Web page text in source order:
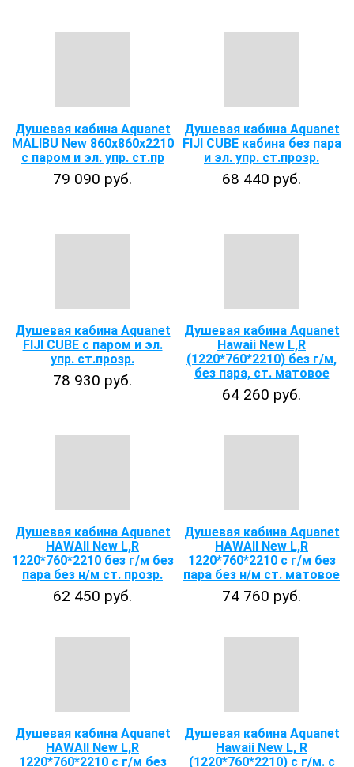
Душевая кабина Aquanet
MALIBU New 860x860x2210
с паром и эл. упр. ст.пр
79 090 руб.
Душевая кабина Aquanet
FIJI CUBE кабина без пара
и эл. упр. ст.прозр.
68 440 руб.
Душевая кабина Aquanet
FIJI CUBE c паром и эл.
упр. ст.прозр.
78 930 руб.
Душевая кабина Aquanet
Hawaii New L,R
(1220*760*2210) без г/м,
без пара, ст. матовое
64 260 руб.
Душевая кабина Aquanet
HAWAII New L,R
1220*760*2210 без г/м без
пара без н/м ст. прозр.
62 450 руб.
Душевая кабина Aquanet
HAWAII New L,R
1220*760*2210 с г/м без
пара без н/м ст. матовое
74 760 руб.
Душевая кабина Aquanet
HAWAII New L,R
1220*760*2210 с г/м без
Душевая кабина Aquanet
Hawaii New L, R
(1220*760*2210) с г/м. с